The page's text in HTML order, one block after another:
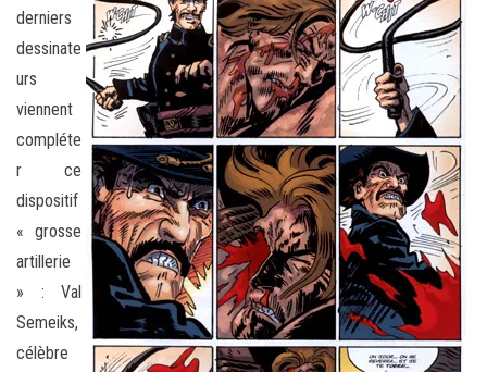
derniers
dessinate
urs
viennent
compléte
r ce
dispositif
« grosse
artillerie
» : Val
Semeiks,
célèbre